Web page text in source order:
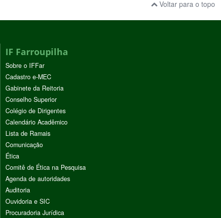
Voltar para o topo
IF Farroupilha
Sobre o IFFar
Cadastro e-MEC
Gabinete da Reitoria
Conselho Superior
Colégio de Dirigentes
Calendário Acadêmico
Lista de Ramais
Comunicação
Ética
Comitê de Ética na Pesquisa
Agenda de autoridades
Auditoria
Ouvidoria e SIC
Procuradoria Jurídica